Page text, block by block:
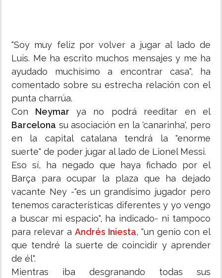
"Soy muy feliz por volver a jugar al lado de
Luis. Me ha escrito muchos mensajes y me ha
ayudado muchísimo a encontrar casa", ha
comentado sobre su estrecha relación con el
punta charrúa.
Con Neymar ya no podrá reeditar en el
Barcelona su asociación en la 'canarinha', pero
en la capital catalana tendrá la "enorme
suerte" de poder jugar al lado de Lionel Messi.
Eso sí, ha negado que haya fichado por el
Barça para ocupar la plaza que ha dejado
vacante Ney -"es un grandísimo jugador pero
tenemos características diferentes y yo vengo
a buscar mi espacio", ha indicado- ni tampoco
para relevar a Andrés Iniesta, "un genio con el
que tendré la suerte de coincidir y aprender
de él".
Mientras iba desgranando todas sus